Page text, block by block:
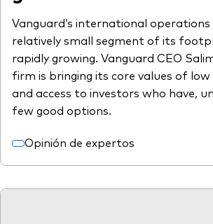
Vanguard’s international operations
relatively small segment of its
rapidly growing. Vanguard CEO
firm is bringing its core values of
and access to investors who have,
few good options.
Opinión de expertos